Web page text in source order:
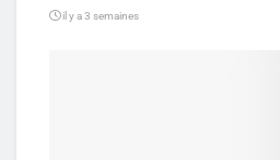
il y a 3 semaines